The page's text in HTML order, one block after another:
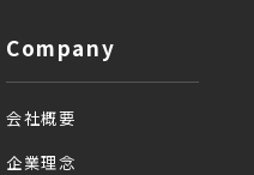
Company
会社概要
企業理念